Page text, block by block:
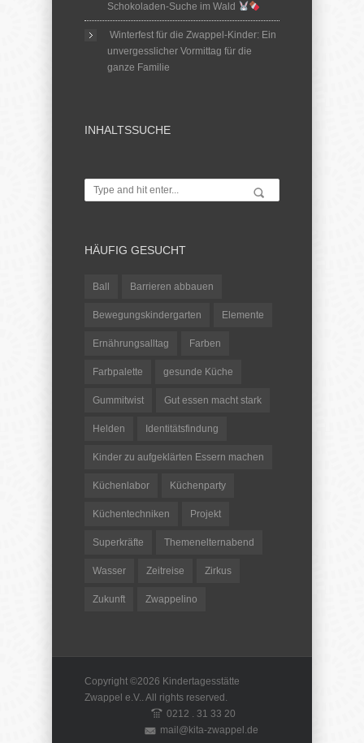
Schokoladen-Suche im Wald
Winterfest für die Zwappel-Kinder: Ein
unvergesslicher Vormittag für die
ganze Familie
INHALTSSUCHE
HÄUFIG GESUCHT
Ball Barrieren abbauen
Bewegungskindergarten Elemente
Ernährungsalltag Farben
Farbpalette gesunde Küche
Gummitwist Gut essen macht stark
Helden Identitätsfindung
Kinder zu aufgeklärten Essern machen
Küchenlabor Küchenparty
Küchentechniken Projekt
Superkräfte Themenelternabend
Wasser Zeitreise Zirkus
Zukunft Zwappelino
Copyright ©2026 Kindertagesstätte
Zwappel e.V.. All rights reserved.
0212 . 31 33 20
mail@kita-zwappel.de